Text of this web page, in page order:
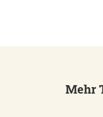
Mehr